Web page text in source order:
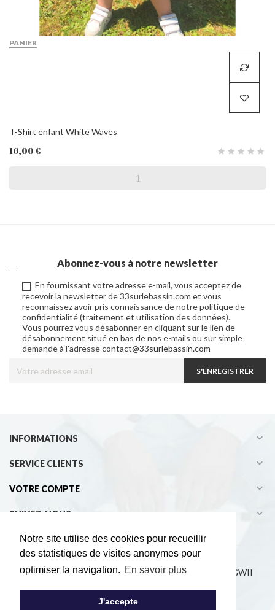
Notre site utilise des cookies pour recueillir
des statistiques de visites anonymes pour
optimiser la navigation. En savoir plus
J'accepte
PANIER
T-Shirt enfant White Waves
16,00 €
Abonnez-vous à notre newsletter
En fournissant votre adresse e-mail, vous acceptez de
recevoir la newsletter de 33surlebassin.com et vous
reconnaissez avoir pris connaissance de notre politique de
confidentialité (traitement et utilisation des données).
Vous pourrez vous désabonner en cliquant sur le lien de
désabonnement situé en bas de nos e-mails ou sur simple
demande à l'adressecontact@33surlebassin.com
S'ENREGISTRER
INFORMATIONS 
SERVICE CLIENTS 
VOTRE COMPTE 
SUIVEZ-NOUS 
Copyright © 2021 33° sur le bassin - Développement EGWII